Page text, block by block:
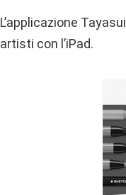
L’applicazione
artisti con l’iPad.